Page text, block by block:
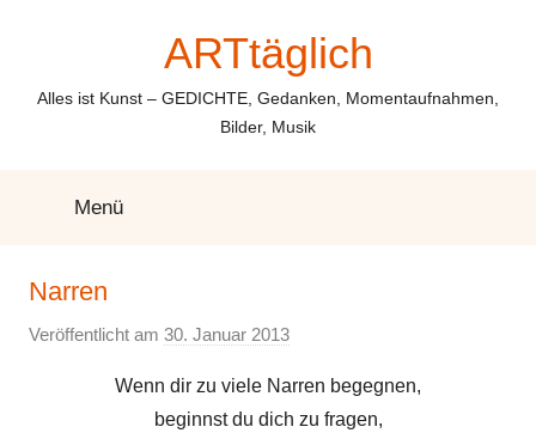
ARTtäglich
Alles ist Kunst – GEDICHTE, Gedanken, Momentaufnahmen,
Bilder, Musik
Menü
Narren
Veröffentlicht am 30. Januar 2013
n
E
Wenn dir zu viele Narren begegnen,
beginnst du dich zu fragen,